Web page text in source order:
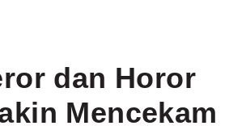
dan Horor
Mencekam